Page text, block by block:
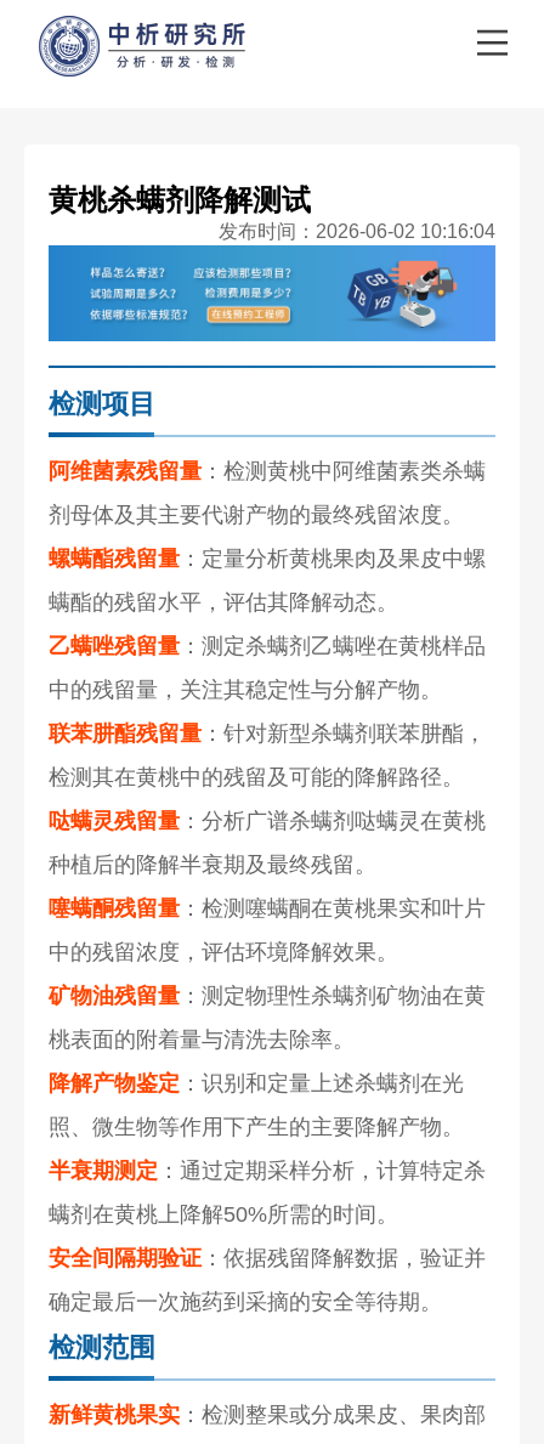
黄桃杀螨剂降解测试
发布时间：2026-06-02 10:16:04
检测项目
阿维菌素残留量 ：检测黄桃中阿维菌素类杀螨
剂母体及其主要代谢产物的最终残留浓度。
螺螨酯残留量 ：定量分析黄桃果肉及果皮中螺
螨酯的残留水平，评估其降解动态。
乙螨唑残留量 ：测定杀螨剂乙螨唑在黄桃样品
中的残留量，关注其稳定性与分解产物。
联苯肼酯残留量 ：针对新型杀螨剂联苯肼酯，
检测其在黄桃中的残留及可能的降解路径。
哒螨灵残留量 ：分析广谱杀螨剂哒螨灵在黄桃
种植后的降解半衰期及最终残留。
噻螨酮残留量 ：检测噻螨酮在黄桃果实和叶片
中的残留浓度，评估环境降解效果。
矿物油残留量 ：测定物理性杀螨剂矿物油在黄
桃表面的附着量与清洗去除率。
降解产物鉴定 ：识别和定量上述杀螨剂在光
照、微生物等作用下产生的主要降解产物。
半衰期测定 ：通过定期采样分析，计算特定杀
螨剂在黄桃上降解50%所需的时间。
安全间隔期验证 ：依据残留降解数据，验证并
确定最后一次施药到采摘的安全等待期。
检测范围
新鲜黄桃果实 ：检测整果或分成果皮、果肉部